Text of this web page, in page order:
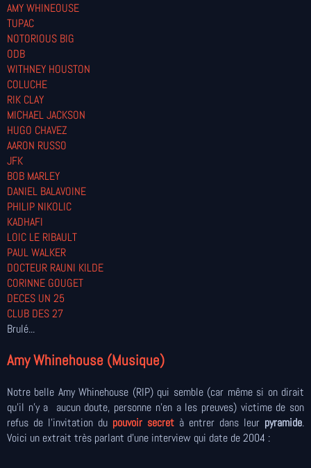
AMY WHINEOUSE
TUPAC
NOTORIOUS BIG
ODB
WITHNEY HOUSTON
COLUCHE
RIK CLAY
MICHAEL JACKSON
HUGO CHAVEZ
AARON RUSSO
JFK
BOB MARLEY
DANIEL BALAVOINE
PHILIP NIKOLIC
KADHAFI
LOIC LE RIBAULT
PAUL WALKER
DOCTEUR RAUNI KILDE
CORINNE GOUGET
DECES UN 25
CLUB DES 27
Brulé...
Amy Whinehouse (Musique)
Notre belle Amy Whinehouse (RIP) qui semble (car même si on dirait
qu'il n'y a aucun doute, personne n'en a les preuves) victime de son
refus de l'invitation du pouvoir secret à entrer dans leur pyramide.
Voici un extrait très parlant d'une interview qui date de 2004 :